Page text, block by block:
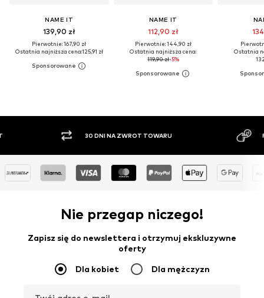
NAME IT
139,90 zł
Pierwotnie: 167,90 zł
Ostatnia najniższa cena:125,91 zł
NAME IT
112,90 zł
Pierwotnie: 144,90 zł
Ostatnia najniższa cena:
119,90 zł-5%
Ostatnia
30 DNI NA ZWROT TOWARU
Nie przegap niczego!
Zapisz się do newslettera i otrzymuj ekskluzywne
oferty
Dla kobiet Dla mężczyzn